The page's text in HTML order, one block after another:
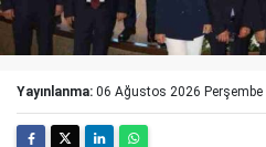
Yayınlanma: 06 Ağustos 2026 Perşembe